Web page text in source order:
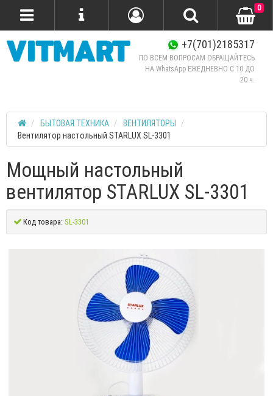
+7(701)2185317
ПО ВСЕМ ВОПРОСАМ ОБРАЩАЙТЕСЬ
НА WhatsApp ЕЖЕДНЕВНО C 10 ДО
20 ч.
0
БЫТОВАЯ ТЕХНИКА
ВЕНТИЛЯТОРЫ
Вентилятор настольный STARLUX SL-3301
Мощный настольный
вентилятор STARLUX SL-3301
Код товара: SL-3301